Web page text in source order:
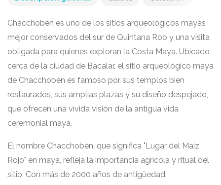
Chacchobén es uno de los sitios arqueológicos mayas
mejor conservados del sur de Quintana Roo y una visita
obligada para quienes exploran la Costa Maya. Ubicado
cerca de la ciudad de Bacalar, el sitio arqueológico maya
de Chacchobén es famoso por sus templos bien
restaurados, sus amplias plazas y su diseño despejado,
que ofrecen una vívida visión de la antigua vida
ceremonial maya.
El nombre Chacchobén, que significa "Lugar del Maíz
Rojo" en maya, refleja la importancia agrícola y ritual del
sitio. Con más de 2000 años de antigüedad,